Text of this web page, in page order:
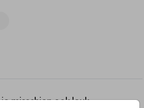
misschien ook leuk